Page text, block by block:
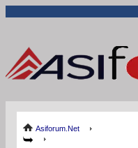
Asiforum.Net